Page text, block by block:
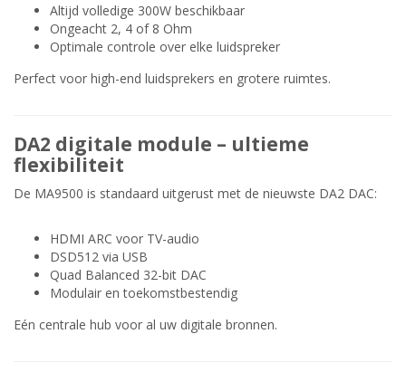
Altijd volledige 300W beschikbaar
Ongeacht 2, 4 of 8 Ohm
Optimale controle over elke luidspreker
Perfect voor high-end luidsprekers en grotere ruimtes.
DA2 digitale module – ultieme
flexibiliteit
De MA9500 is standaard uitgerust met de nieuwste DA2 DAC:
HDMI ARC voor TV-audio
DSD512 via USB
Quad Balanced 32-bit DAC
Modulair en toekomstbestendig
Eén centrale hub voor al uw digitale bronnen.